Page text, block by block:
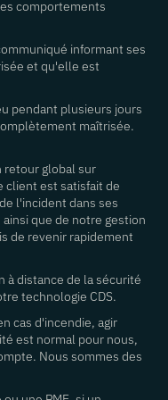
comportements
informant ses
et qu'elle est
pendant plusieurs jours
maîtrisée.
retour global sur
est satisfait de
l'incident dans ses
que de notre gestion
de revenir rapidement
à distance de la sécurité
technologie CDS.
cas d'incendie, agir
est normal pour nous,
Nous sommes des